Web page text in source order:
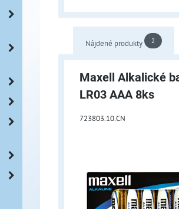
Nájdené produkty 2
Maxell Alkalické
LR03 AAA 8ks
723803.10.CN